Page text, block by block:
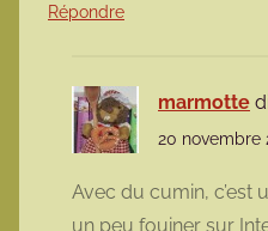
Répondre
marmotte
20 novembre
Avec du cumin, c’est
un peu fouiner sur